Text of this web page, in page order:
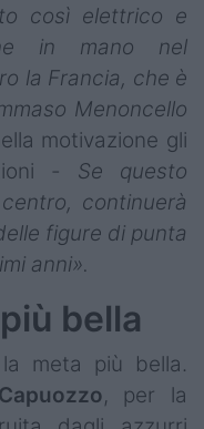
così elettrico e
in mano nel
la Francia, che è
Menoncello
motivazione gli
- Se questo
continuerà
figure di punta
anni».
bella
meta più bella.
, per la